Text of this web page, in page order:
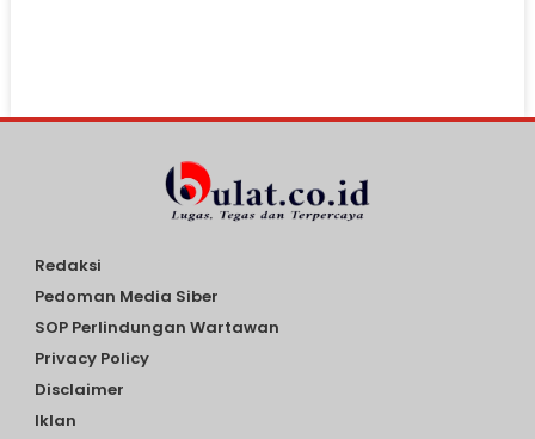
Redaksi
Pedoman Media Siber
SOP Perlindungan Wartawan
Privacy Policy
Disclaimer
Iklan